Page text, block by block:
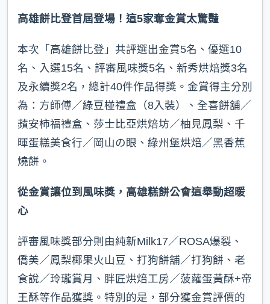
高雄餅比登首屆登場！這5家奪金賞太驚豔
本次「高雄餅比登」共評選出金賞5名、優選10
名、入選15名、評審風味獎5名、新秀烘焙獎3名
及永續獎2名，總計40件作品得獎。金賞得主分別
為：方師傅／綠豆椪禮盒（8入裝）、全喜餅舖／
蘋安柿福禮盒、莎士比亞烘焙坊／柚見鳳梨、千
暉蛋糕美食行／岡山の眼、綠州堡烘焙／黑香蕉
燒餅。
從金賞讓位到風味獎，高雄糕餅公會這舉動超暖
心
評審風味獎部分則由純新Milk17／ROSA爆裂、
僑美／鳳梨椰果火山豆、打狗餅舖／打狗餅、老
食說／玲瓏賞月、胖匠烘焙工房／菠蘿蛋黃酥+帝
王酥等作品獲獎。特別的是，部分獲金賞評價的